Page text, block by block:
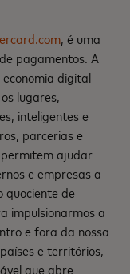
, é uma
pagamentos. A
digital
lugares,
inteligentes e
parcerias e
permitem ajudar
e empresas a
quociente de
impulsionarmos a
e fora da nossa
e territórios,
que abre